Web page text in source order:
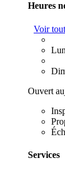
Heures
Voir tout
Ouvert
Services